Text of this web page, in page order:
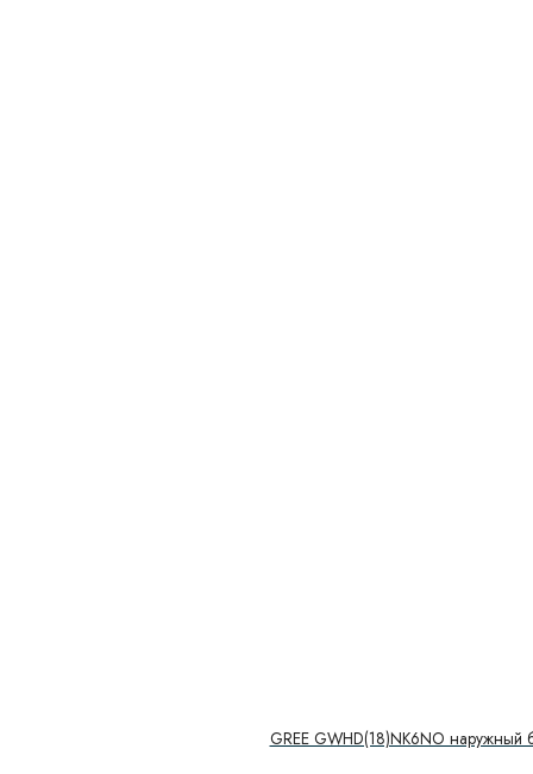
GREE GWHD(18)NK6NO наружный